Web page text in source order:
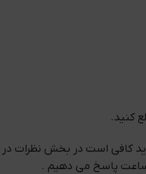
کنید.
کافی است در بخش نظرات